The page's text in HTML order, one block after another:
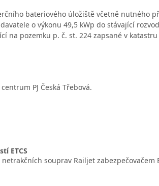
bateriového úložiště včetně nutného
o výkonu 49,5 kWp do stávající
na pozemku p. č. st. 224 zapsané v
PJ Česká Třebová.
ETCS
souprav Railjet zabezpečovačem